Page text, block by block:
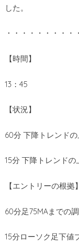
した。
・・・・・・・・・
【時間】
13：45
【状況】
60分 下降トレンド
15分 下降トレンドの
【エントリーの根拠】
60分足75MAまでの
15分ローソク足下値